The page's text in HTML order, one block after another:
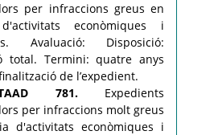
per infraccions greus en
econòmiques i
Avaluació: Disposició:
total. Termini: quatre anys
de l’expedient.
781.Expedients
per infraccions molt greus
d'activitats econòmiques i